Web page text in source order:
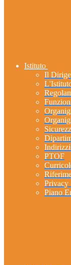
Istituto
Il
PTOF
Privacy
Piano